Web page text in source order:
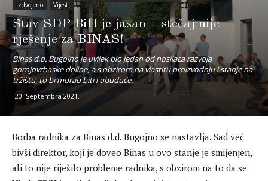
Izdvojeno Vijesti
Stav SDP BiH je jasan – stečaj nije
rješenje za BINAS!
Binas d.d. Bugojno je uvijek bio jedan od nosilaca razvoja
gornjovrbaske doline, a s obzirom na vlastitu proizvodnju i stanje na
tržištu, to bi morao biti i ubuduće.
20. Septembra 2021.
Borba radnika za Binas d.d. Bugojno se nastavlja. Sad već
bivši direktor, koji je doveo Binas u ovo stanje je smijenjen,
ali to nije riješilo probleme radnika, s obzirom na to da se